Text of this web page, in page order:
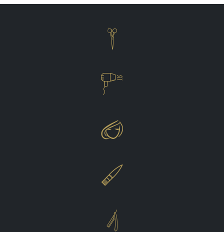




